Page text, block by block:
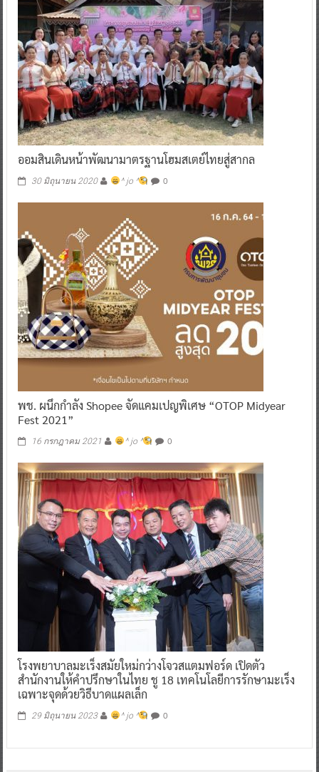
ออมสินเดินหน้าพัฒนามาตรฐานโฮมสเตย์ไทยสู่สากล
30 มิถุนายน 2020 ^ jo ^ 0
พช. ผนึกกำลัง Shopee จัดแคมเปญพิเศษ “OTOP Midyear
Fest 2021”
16 กรกฎาคม 2021 ^ jo ^ 0
โรงพยาบาลมะเร็งสมัยใหม่กว่างโจวสแตมฟอร์ด เปิดตัว
สำนักงานให้คำปรึกษาในไทย ชู 18 เทคโนโลยีการรักษามะเร็ง
เฉพาะจุดด้วยวิธีบาดแผลเล็ก
29 มิถุนายน 2023 ^ jo ^ 0